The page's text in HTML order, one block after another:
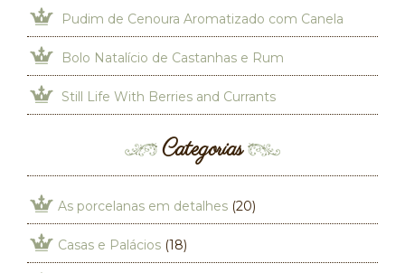
Pudim de Cenoura Aromatizado com Canela
Bolo Natalício de Castanhas e Rum
Still Life With Berries and Currants
Categorias
As porcelanas em detalhes (20)
Casas e Palácios (18)